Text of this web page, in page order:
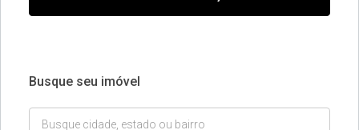
Busque seu imóvel